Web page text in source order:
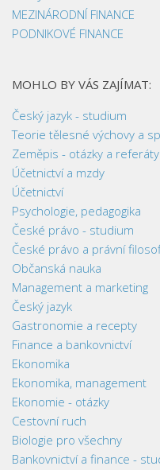
MEZINÁRODNÍ FINANCE
PODNIKOVÉ FINANCE
MOHLO BY VÁS ZAJÍMAT:
Český jazyk - studium
Teorie tělesné výchovy a
Zeměpis - otázky a referáty
Účetnictví a mzdy
Účetnictví
Psychologie, pedagogika
České právo - studium
České právo a právní
Občanská nauka
Management a marketing
Český jazyk
Gastronomie a recepty
Finance a bankovnictví
Ekonomika
Ekonomika, management
Ekonomie - otázky
Cestovní ruch
Biologie pro všechny
Bankovnictví a finance -